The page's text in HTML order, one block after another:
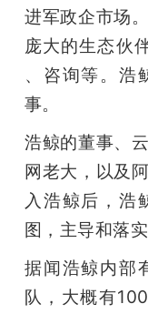
进军政企市场
庞大的生态伙
、咨询等。浩
事。
浩鲸的董事、
网老大，以及
入浩鲸后，浩
图，主导和落
据闻浩鲸内部
队，大概有